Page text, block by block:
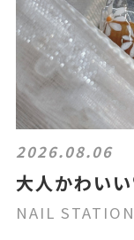
2026.08.06
大人かわい
NAIL STATION